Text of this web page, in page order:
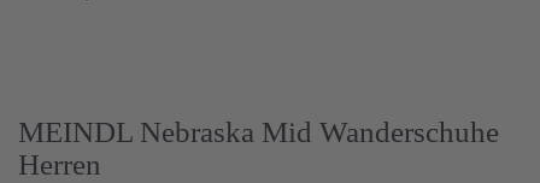
MEINDL Nebraska Mid Wanderschuhe
Herren